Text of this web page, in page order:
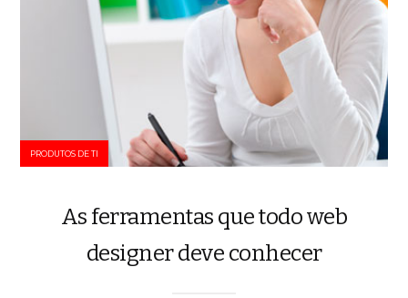
PRODUTOS DE TI
As ferramentas que todo web
designer deve conhecer